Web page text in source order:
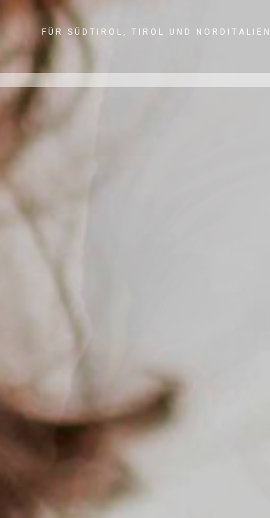
FÜR SÜDTIROL, TIROL UND NORDITALIEN